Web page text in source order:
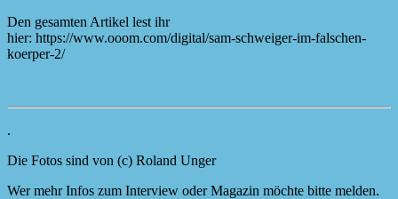
Den gesamten Artikel lest ihr
hier: https://www.ooom.com/digital/sam-schweiger-im-falschen-
koerper-2/
.
Die Fotos sind von (c) Roland Unger
Wer mehr Infos zum Interview oder Magazin möchte bitte melden.